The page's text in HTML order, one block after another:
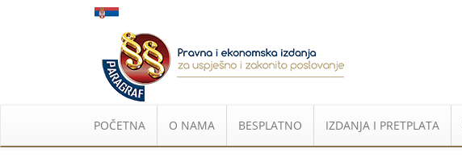
POČETNA O NAMA BESPLATNO IZDANJA I PRETPLATA